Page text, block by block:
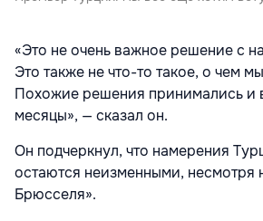
«Это не очень важное решение с
Это также не что-то такое, о чем
Похожие решения принимались и
месяцы», — сказал он.
Он подчеркнул, что намерения
остаются неизменными, несмотря
Брюсселя».